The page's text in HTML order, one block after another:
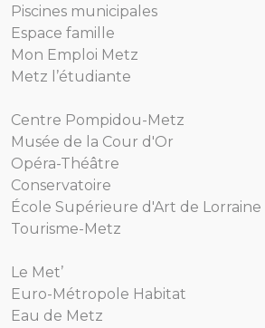
Piscines municipales
Espace famille
Mon Emploi Metz
Metz l’étudiante
Centre Pompidou-Metz
Musée de la Cour d'Or
Opéra-Théâtre
Conservatoire
École Supérieure d'Art de Lorraine
Tourisme-Metz
Le Met’
Euro-Métropole Habitat
Eau de Metz